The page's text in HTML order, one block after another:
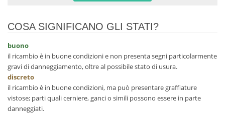
COSA SIGNIFICANO GLI STATI?
buono
il ricambio è in buone condizioni e non presenta segni particolarmente
gravi di danneggiamento, oltre al possibile stato di usura.
discreto
il ricambio è in buone condizioni, ma può presentare graffiature
vistose; parti quali cerniere, ganci o simili possono essere in parte
danneggiati.